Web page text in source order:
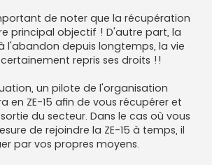
de noter que la récupération
principal objectif ! D'autre part, la
l'abandon depuis longtemps, la vie
repris ses droits !!
un pilote de l'organisation
en ZE-15 afin de vous récupérer et
du secteur. Dans le cas où vous
de rejoindre la ZE-15 à temps, il
par vos propres moyens.